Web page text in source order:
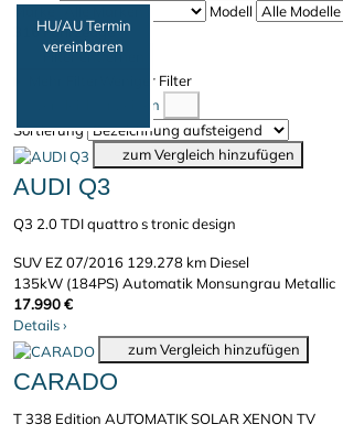
HU/AU Termin
vereinbaren
Modell
316 Fahrzeuge
Filter entfernen
Weniger Filter
Vergleich anzeigen
Sortierung
zum Vergleich hinzufügen
AUDI Q3
Q3 2.0 TDI quattro s tronic design
SUV EZ 07/2016 129.278 km Diesel
135kW (184PS) Automatik Monsungrau Metallic
17.990 €
Details›
zum Vergleich hinzufügen
CARADO
T 338 Edition AUTOMATIK SOLAR XENON TV